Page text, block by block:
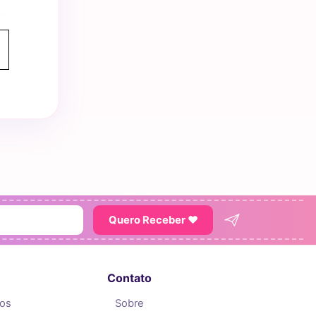
Quero Receber ♥
Contato
Sobre